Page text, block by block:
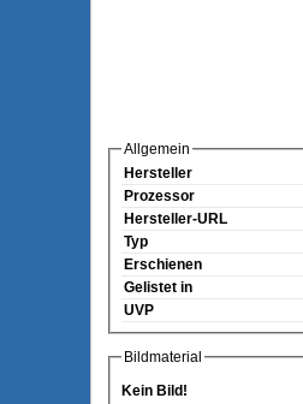
Allgemein
Hersteller
Prozessor
Hersteller-URL
Typ
Erschienen
Gelistet in
UVP
Bildmaterial
Kein Bild!